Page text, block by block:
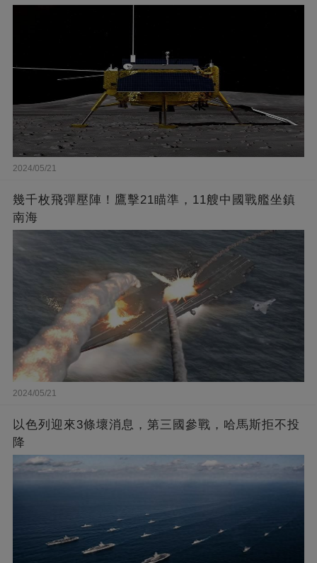
2024/05/21
幾千枚飛彈壓陣！鷹擊21瞄準，11艘中國戰艦坐鎮
南海
2024/05/21
以色列迎來3條壞消息，第三國參戰，哈馬斯拒不投
降